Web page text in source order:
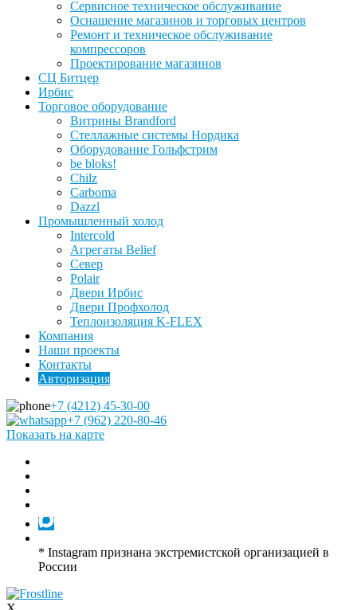
Сервисное техническое обслуживание
Оснащение магазинов и торговых центров
Ремонт и техническое обслуживание
компрессоров
Проектирование магазинов
СЦ Битцер
Ирбис
Торговое оборудование
Витрины Brandford
Стеллажные системы Нордика
Оборудование Гольфстрим
be bloks!
Chilz
Carboma
Dazzl
Промышленный холод
Intercold
Агрегаты Belief
Север
Polair
Двери Ирбис
Двери Профхолод
Теплоизоляция K-FLEX
Компания
Наши проекты
Контакты
Авторизация
+7 (4212) 45-30-00
+7 (962) 220-80-46
Показать на карте
* Instagram признана экстремистской организацией в
России